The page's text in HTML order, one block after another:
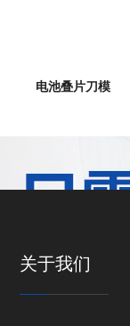
电池叠片刀模
关于我们